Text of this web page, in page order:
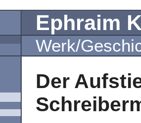
Ephraim
Werk/
Der